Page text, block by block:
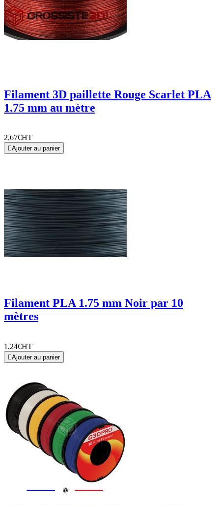
Filament 3D paillette Rouge Scarlet PLA
1.75 mm au mètre
2,67€HT
Ajouter au panier
Filament PLA 1.75 mm Noir par 10
mètres
1,24€HT
Ajouter au panier